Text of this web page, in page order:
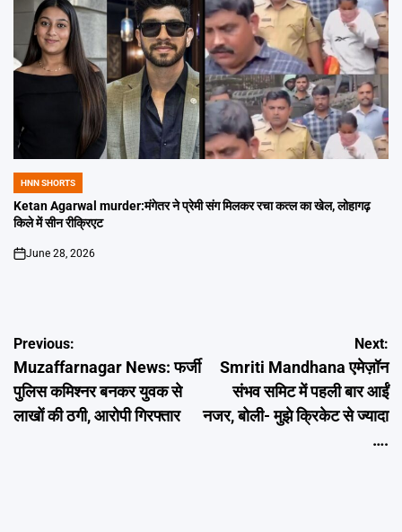
POSTED
IN
HNN SHORTS
Ketan Agarwal murder:मंगेतर ने प्रेमी संग मिलकर रचा कत्ल का खेल, लोहागढ़
किले में सीन रीक्रिएट
on
June 28, 2026
Post
navigation
Previous:
Muzaffarnagar News: फर्जी
पुलिस कमिश्नर बनकर युवक से
लाखों की ठगी, आरोपी गिरफ्तार
Next:
Smriti Mandhana एमेज़ॉन
संभव समिट में पहली बार आईं
नजर, बोली- मुझे क्रिकेट से ज्यादा
….